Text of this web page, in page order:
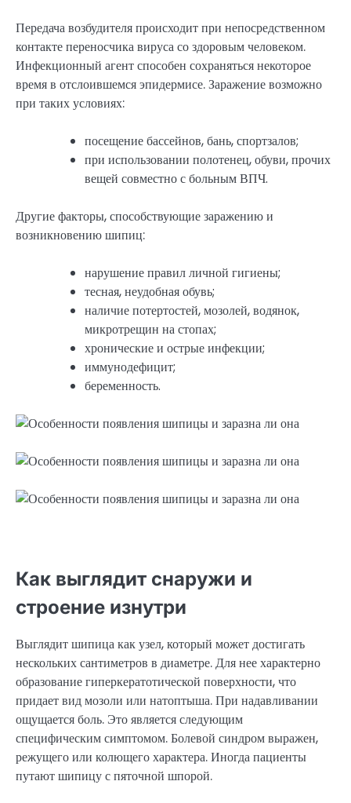
Передача возбудителя происходит при непосредственном
контакте переносчика вируса со здоровым человеком.
Инфекционный агент способен сохраняться некоторое
время в отслоившемся эпидермисе. Заражение возможно
при таких условиях:
посещение бассейнов, бань, спортзалов;
при использовании полотенец, обуви, прочих
вещей совместно с больным ВПЧ.
Другие факторы, способствующие заражению и
возникновению шипиц:
нарушение правил личной гигиены;
тесная, неудобная обувь;
наличие потертостей, мозолей, водянок,
микротрещин на стопах;
хронические и острые инфекции;
иммунодефицит;
беременность.
Как выглядит снаружи и
строение изнутри
Выглядит шипица как узел, который может достигать
нескольких сантиметров в диаметре. Для нее характерно
образование гиперкератотической поверхности, что
придает вид мозоли или натоптыша. При надавливании
ощущается боль. Это является следующим
специфическим симптомом. Болевой синдром выражен,
режущего или колющего характера. Иногда пациенты
путают шипицу с пяточной шпорой.